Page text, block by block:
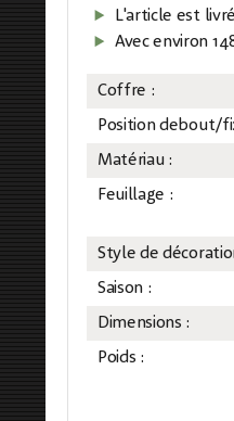
L'article est
Avec environ
Coffre :
Position debout/
Matériau :
Feuillage :
Style de
Saison :
Dimensions :
Poids :